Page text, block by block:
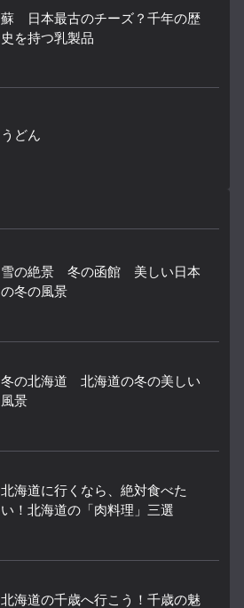
蘇 日本最古のチーズ？千年の歴
史を持つ乳製品
うどん
雪の絶景 冬の函館 美しい日本
の冬の風景
冬の北海道 北海道の冬の美しい
風景
北海道に行くなら、絶対食べた
い！北海道の「肉料理」三選
北海道の千歳へ行こう！千歳の魅